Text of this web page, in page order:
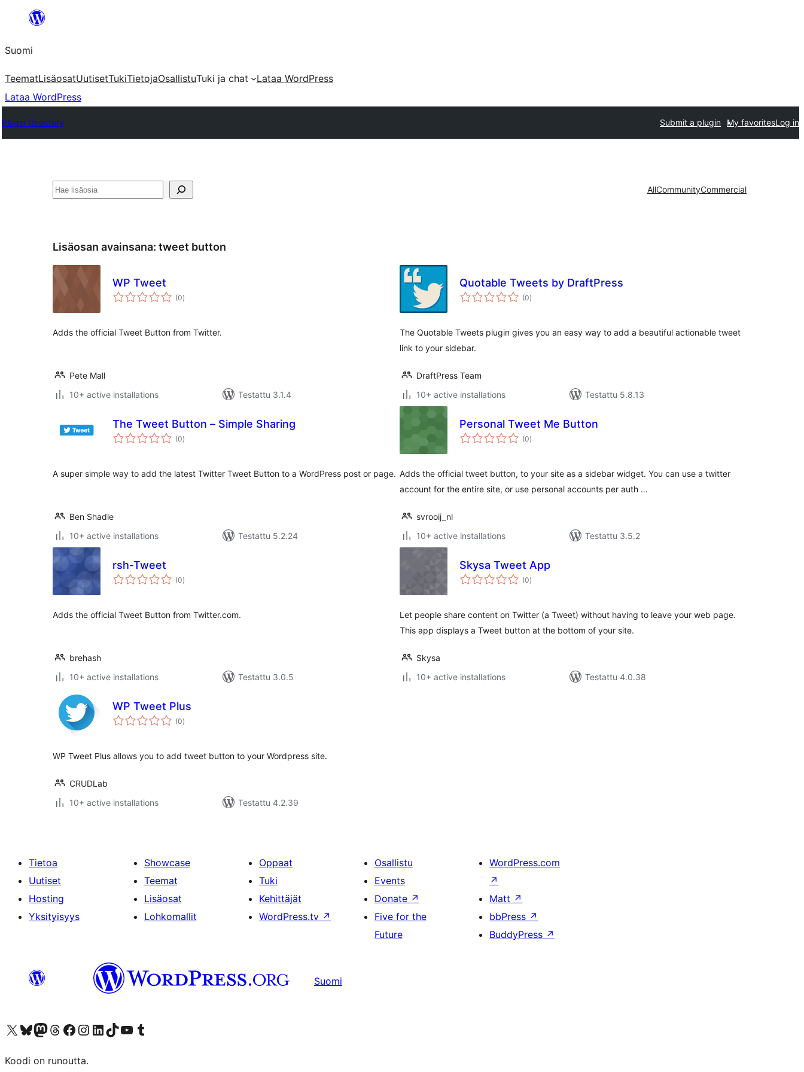
Suomi
TeematLisäosatUutisetTukiTietojaOsallistuTuki ja chat
Lataa WordPress
Lataa WordPress
Plugin Directory Submit a plugin My favoritesLog in
Etsi AllCommunityCommercial
Lisäosan avainsana: tweet button
WP Tweet
(0arvosanat
yhteensä
)
Adds the official Tweet Button from Twitter.
Pete Mall
10+ active installations
Testattu 3.1.4
Quotable Tweets by DraftPress
(0arvosanat
yhteensä
)
The Quotable Tweets plugin gives you an easy way to add a beautiful actionable tweet
link to your sidebar.
DraftPress Team
10+ active installations
Testattu 5.8.13
The Tweet Button – Simple Sharing
(0arvosanat
yhteensä
)
A super simple way to add the latest Twitter Tweet Button to a WordPress post or page.
Ben Shadle
10+ active installations
Testattu 5.2.24
Personal Tweet Me Button
(0arvosanat
yhteensä
)
Adds the official tweet button, to your site as a sidebar widget. You can use a twitter
account for the entire site, or use personal accounts per auth …
svrooij_nl
10+ active installations
Testattu 3.5.2
rsh-Tweet
(0arvosanat
yhteensä
)
Adds the official Tweet Button from Twitter.com.
brehash
10+ active installations
Testattu 3.0.5
Skysa Tweet App
(0arvosanat
yhteensä
)
Let people share content on Twitter (a Tweet) without having to leave your web page.
This app displays a Tweet button at the bottom of your site.
Skysa
10+ active installations
Testattu 4.0.38
WP Tweet Plus
(0arvosanat
yhteensä
)
WP Tweet Plus allows you to add tweet button to your Wordpress site.
CRUDLab
10+ active installations
Testattu 4.2.39
Tietoa
Uutiset
Hosting
Yksityisyys
Showcase
Teemat
Lisäosat
Lohkomallit
Oppaat
Tuki
Kehittäjät
WordPress.tv ↗
Osallistu
Events
Donate ↗
Five for the
Future
WordPress.com
↗
Matt ↗
bbPress ↗
BuddyPress ↗
Suomi
Visit our X (formerly Twitter) account
Visit our Bluesky account
Visit our Mastodon account
Visit our Threads account
Visit our Facebook page
Visit our Instagram account
Visit our LinkedIn account
Visit our TikTok account
Näytä YouTube-kanava
Visit our Tumblr account
Koodi on runoutta.